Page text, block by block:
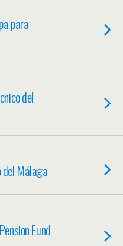
para
del
del Málaga
Fund